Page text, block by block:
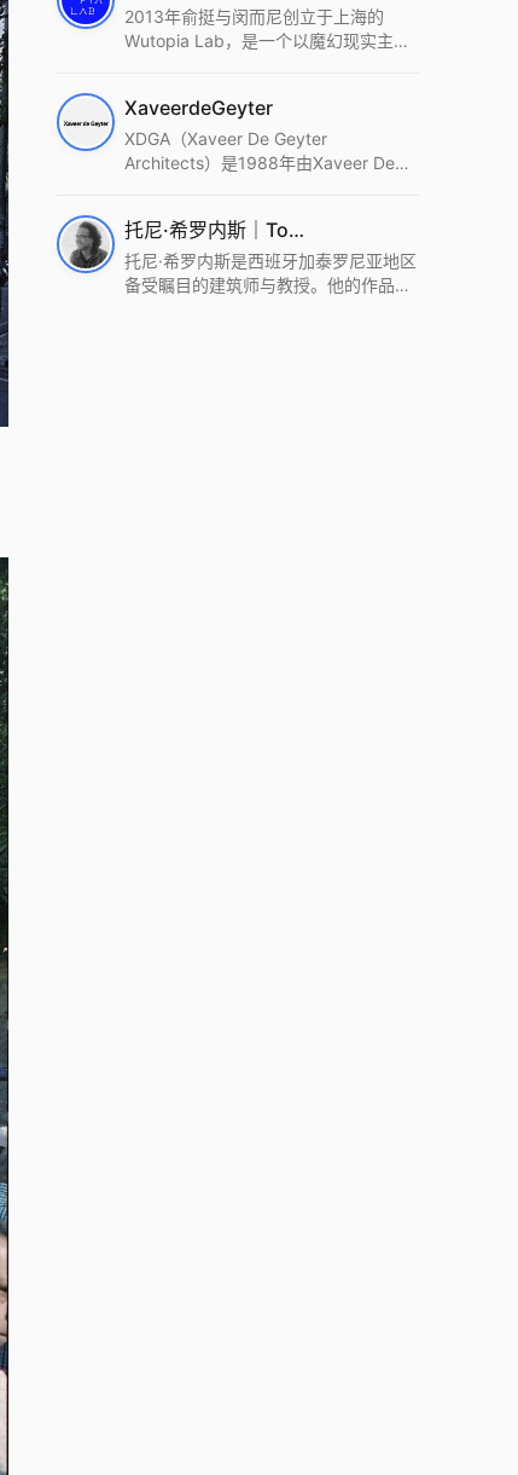
2013年俞挺与闵而尼创立于上海的
Wutopia Lab，是一个以魔幻现实主
统这种新的思维范式为基础，以上海性
和生活性为介入设计的原点，以建筑为
工具，从而推动建筑学和社会学进步。
2022 DFA中获Merit,2021 Architizer
A+ Firm Awards中获Special
Mention：Best Young Firm，2020 IF
XaveerdeGeyter
XDGA（Xaveer De Geyter
Architects）是1988年由Xaveer De
进的设计方法、多元的专业团队和国际
化的作品著称，曾获密斯·凡·德罗奖、
Bigmat奖等多项重要奖项。XDGA主张
托尼·希罗内斯｜Toni Gironès
托尼·希罗内斯是西班牙加泰罗尼亚地区
备受瞩目的建筑师与教授。他的作品深